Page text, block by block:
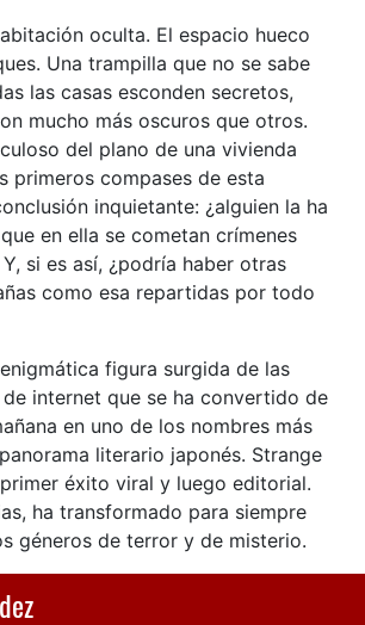
oculta. El espacio hueco
Una trampilla que no se sabe
las casas esconden secretos,
mucho más oscuros que otros.
del plano de una vivienda
primeros compases de esta
inquietante: ¿alguien la ha
en ella se cometan crímenes
si es así, ¿podría haber otras
como esa repartidas por todo
figura surgida de las
internet que se ha convertido de
en uno de los nombres más
literario japonés. Strange
éxito viral y luego editorial.
ha transformado para siempre
géneros de terror y de misterio.